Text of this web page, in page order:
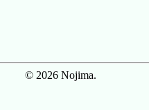
© 2026 Nojima.